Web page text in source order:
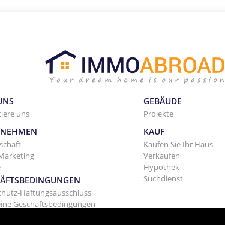
uns
Haftungsausschluss
Geschäftsbedingungen
GEBÄUDE
Projekte
KAUF
Kaufen Sie Ihr Haus
Verkaufen
Hypothek
Suchdienst